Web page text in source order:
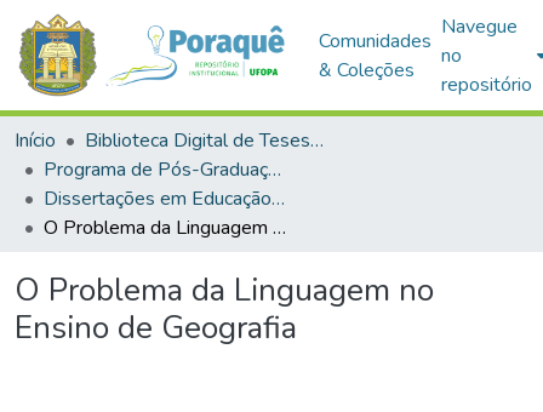
Comunidades
& Coleções
Navegue
no
repositório
Início
Biblioteca Digital de Teses e Dissertações (BDTD)
Programa de Pós-Graduação em Educação (PPGE)
Dissertações em Educação (Mestrado)
O Problema da Linguagem no Ensino de Geografia
O Problema da Linguagem no
Ensino de Geografia